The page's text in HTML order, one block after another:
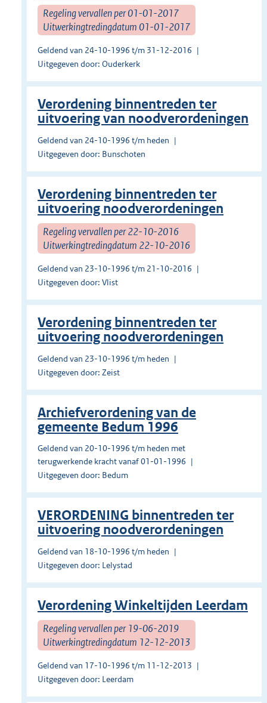
Regeling vervallen per 01-01-2017
Uitwerkingtredingdatum 01-01-2017
Geldend van 24-10-1996 t/m 31-12-2016
Uitgegeven door: Ouderkerk
Verordening binnentreden ter
uitvoering van noodverordeningen
Geldend van 24-10-1996 t/m heden
Uitgegeven door: Bunschoten
Verordening binnentreden ter
uitvoering noodverordeningen
Regeling vervallen per 22-10-2016
Uitwerkingtredingdatum 22-10-2016
Geldend van 23-10-1996 t/m 21-10-2016
Uitgegeven door: Vlist
Verordening binnentreden ter
uitvoering noodverordeningen
Geldend van 23-10-1996 t/m heden
Uitgegeven door: Zeist
Archiefverordening van de
gemeente Bedum 1996
Geldend van 20-10-1996 t/m heden met
terugwerkende kracht vanaf 01-01-1996
Uitgegeven door: Bedum
VERORDENING binnentreden ter
uitvoering noodverordeningen
Geldend van 18-10-1996 t/m heden
Uitgegeven door: Lelystad
Verordening Winkeltijden Leerdam
Regeling vervallen per 19-06-2019
Uitwerkingtredingdatum 12-12-2013
Geldend van 17-10-1996 t/m 11-12-2013
Uitgegeven door: Leerdam